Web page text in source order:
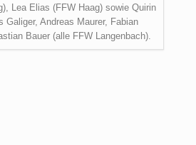
Lea Elias (FFW Haag) sowie Quirin
Galiger, Andreas Maurer, Fabian
Bauer (alle FFW Langenbach).